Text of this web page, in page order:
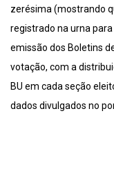
zerésima (mostrando
registrado na urna
emissão dos Boletins
votação, com a
BU em cada seção
dados divulgados no